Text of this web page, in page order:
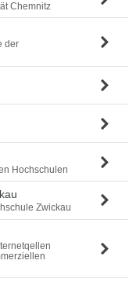
Chemnitz
der
Hochschulen
Zwickau